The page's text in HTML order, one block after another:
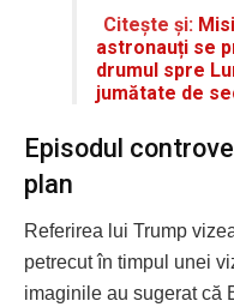
Citește și:
astronauți se
drumul spre
jumătate de
Episodul
plan
Referirea lui Trump
petrecut în timpul unei
imaginile au sugerat că